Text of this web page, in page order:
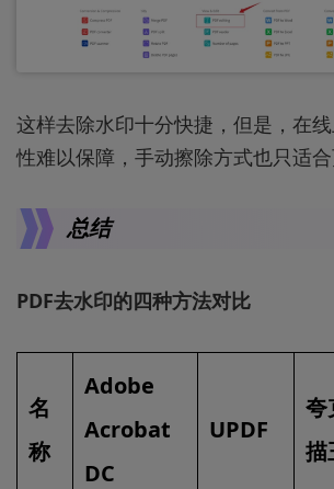
这样去除水印十分快捷，但是，在
性难以保障，手动擦除方式也只适合
总结
PDF去水印的四种方法对比
名
称
Adobe
Acrobat
DC
UPDF
夸
描